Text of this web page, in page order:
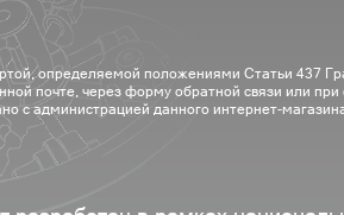
определяемой положениями Статьи 437
почте, через форму обратной связи или
с администрацией данного интернет-